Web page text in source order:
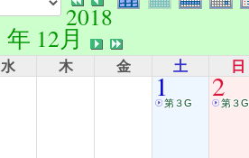
2018
年 12月
水 木 金 土 日
1第３G 2第３G